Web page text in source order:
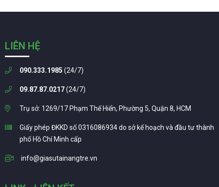
LIÊN HỆ
090.333.1985 (24/7)
09.87.87.0217(24/7)
Trụ sở: 1269/17 Phạm Thế Hiển, Phường 5, Quận 8, HCM
Giấy phép ĐKKD số 0316086934 do sở kế hoạch và đầu tư thành
phố Hồ Chí Minh cấp
info@giasutainangtre.vn